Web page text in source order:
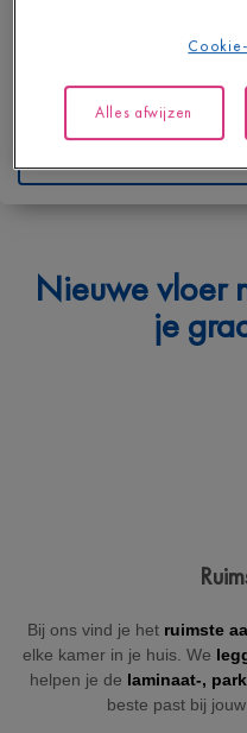
T
Geef hieronder je vraag in
(indien nodig).
Nieuwe vloer
je
Bij ons vind je het ruimste
elke kamer in je huis. We
helpen je de laminaat-,
beste past bij
Alles afwijzen